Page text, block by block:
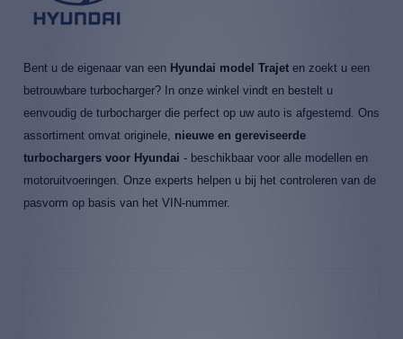
Bent u de eigenaar van een Hyundai model Trajet en zoekt u een
betrouwbare turbocharger? In onze winkel vindt en bestelt u
eenvoudig de turbocharger die perfect op uw auto is afgestemd. Ons
assortiment omvat originele, nieuwe en gereviseerde
turbochargers voor Hyundai - beschikbaar voor alle modellen en
motoruitvoeringen. Onze experts helpen u bij het controleren van de
pasvorm op basis van het VIN-nummer.